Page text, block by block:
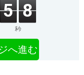
5 8
秒
へ進む